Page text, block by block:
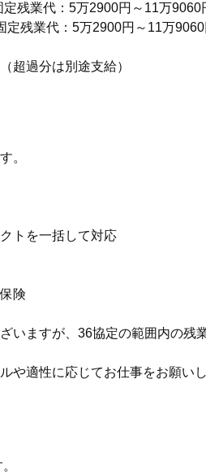
残業代：5万2900円～11万9060
残業代：5万2900円～11万9060
超過分は別途支給）
。
トを一括して対応
険
いますが、36協定の範囲内の残
適性に応じてお仕事をお願いし